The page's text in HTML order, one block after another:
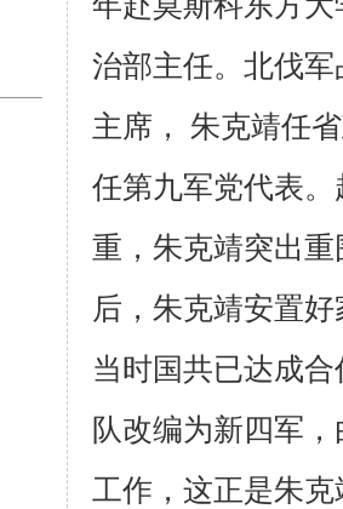
治部主任。北伐
主席， 朱克靖任
任第九军党代表
重，朱克靖突出
后，朱克靖安置
当时国共已达成
队改编为新四军
工作，这正是朱